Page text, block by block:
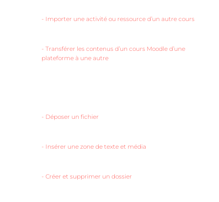
- Importer une activité ou ressource d’un autre cours
- Transférer les contenus d’un cours Moodle d’une
plateforme à une autre
- Déposer un fichier
- Insérer une zone de texte et média
- Créer et supprimer un dossier